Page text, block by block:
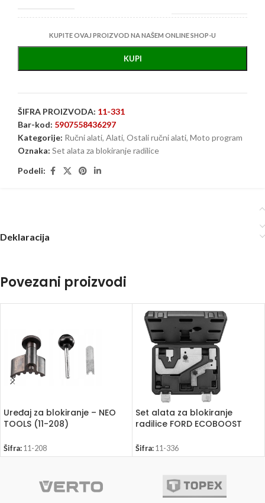
KUPITE OVAJ PROIZVOD NA NAŠEM ONLINE SHOP-U
KUPI
ŠIFRA PROIZVODA: 11-331
Bar-kod: 5907558436297
Kategorije: Ručni alati, Alati, Ostali ručni alati, Moto program
Oznaka: Set alata za blokiranje radilice
Podeli:
Deklaracija
Povezani proizvodi
Uređaj za blokiranje – NEO
TOOLS (11-208)
Šifra: 11-208
Set alata za blokiranje
radilice FORD ECOBOOST
TOOLS 11-336
Šifra: 11-336